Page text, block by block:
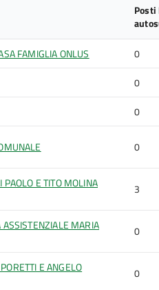
Posti
FAMIGLIA ONLUS 0
0
0
0
PAOLO E TITO MOLINA
3
MARIA
0
E ANGELO
0